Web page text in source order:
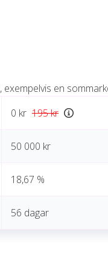
en
0 kr 195 kr
50 000 kr
18,67 %
56 dagar